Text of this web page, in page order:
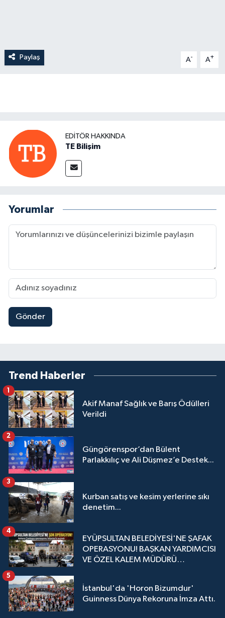
Paylaş A- A+
EDITÖR HAKKINDA
TE Bilişim
Yorumlar
Gönder
Trend Haberler
Akif Manaf Sağlık ve Barış Ödülleri
Verildi
1
Güngörenspor’dan Bülent
Parlakkılıç ve Ali Düşmez’e Destek...
2
Kurban satış ve kesim yerlerine sıkı
denetim...
3
EYÜPSULTAN BELEDİYESİ'NE ŞAFAK
OPERASYONU! BAŞKAN YARDIMCISI
VE ÖZEL KALEM MÜDÜRÜ
4
İstanbul'da 'Horon Bizumdur'
Guinness Dünya Rekoruna İmza Attı.
5